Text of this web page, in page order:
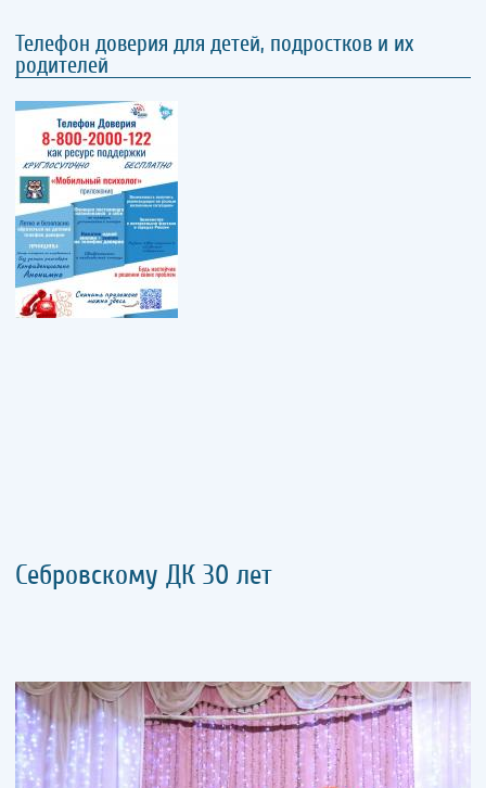
Телефон доверия для детей, подростков и их
родителей
Себровскому ДК 30 лет